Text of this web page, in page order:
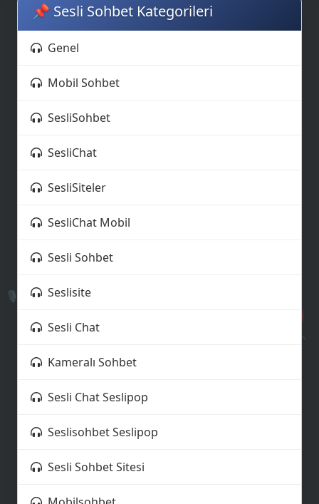
🌟
🎈
🎙️
📌 Sesli Sohbet Kategorileri
Genel
Mobil Sohbet
SesliSohbet
SesliChat
SesliSiteler
SesliChat Mobil
Sesli Sohbet
Seslisite
Sesli Chat
Kameralı Sohbet
Sesli Chat Seslipop
Seslisohbet Seslipop
Sesli Sohbet Sitesi